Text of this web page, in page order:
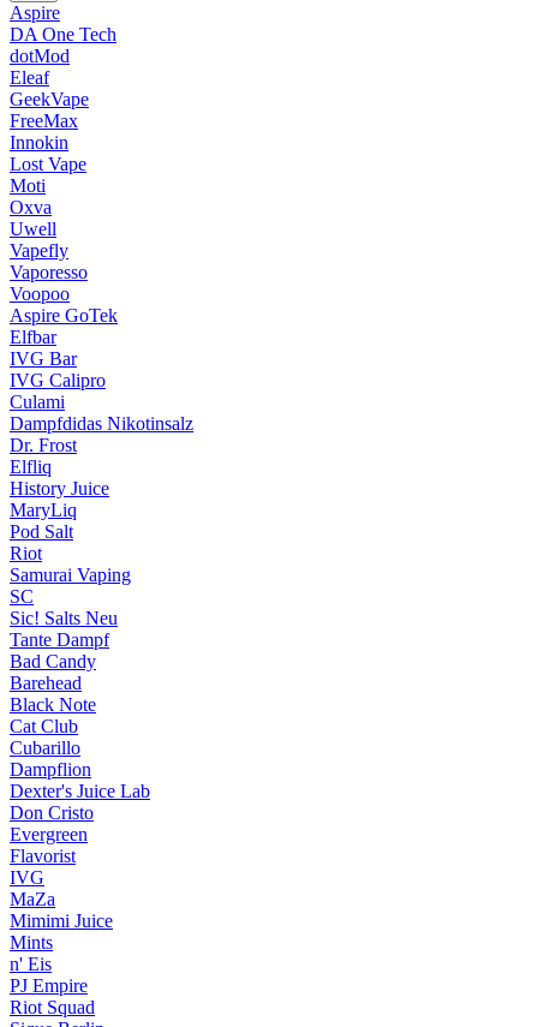
Aspire
DA One Tech
dotMod
Eleaf
GeekVape
FreeMax
Innokin
Lost Vape
Moti
Oxva
Uwell
Vapefly
Vaporesso
Voopoo
Aspire GoTek
Elfbar
IVG Bar
IVG Calipro
Culami
Dampfdidas Nikotinsalz
Dr. Frost
Elfliq
History Juice
MaryLiq
Pod Salt
Riot
Samurai Vaping
SC
Sic! Salts Neu
Tante Dampf
Bad Candy
Barehead
Black Note
Cat Club
Cubarillo
Dampflion
Dexter's Juice Lab
Don Cristo
Evergreen
Flavorist
IVG
MaZa
Mimimi Juice
Mints
n' Eis
PJ Empire
Riot Squad